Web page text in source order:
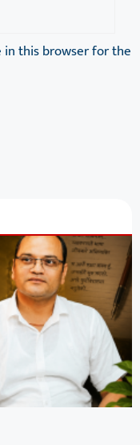
in this browser for the